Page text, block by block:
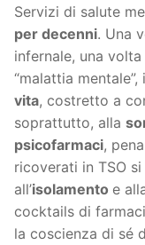
Servizi di salute
per decenni. Una
infernale, una
“malattia
vita, costretto a
soprattutto, alla
psicofarmaci,
ricoverati in TSO
all’isolamento e
cocktails di
la coscienza di sé